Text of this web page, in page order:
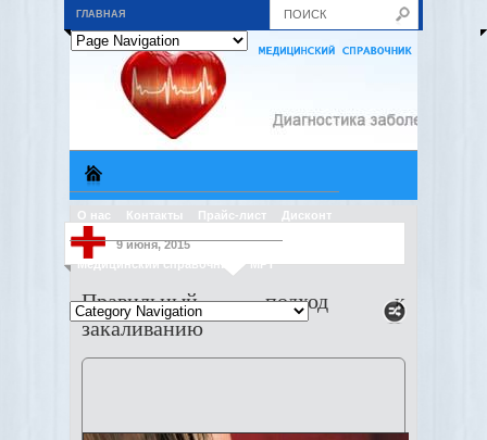
ГЛАВНАЯ
О нас Контакты Прайс-лист Дисконт
Медицинский справочник МРТ
9 июня, 2015
Правильный подход к
закаливанию